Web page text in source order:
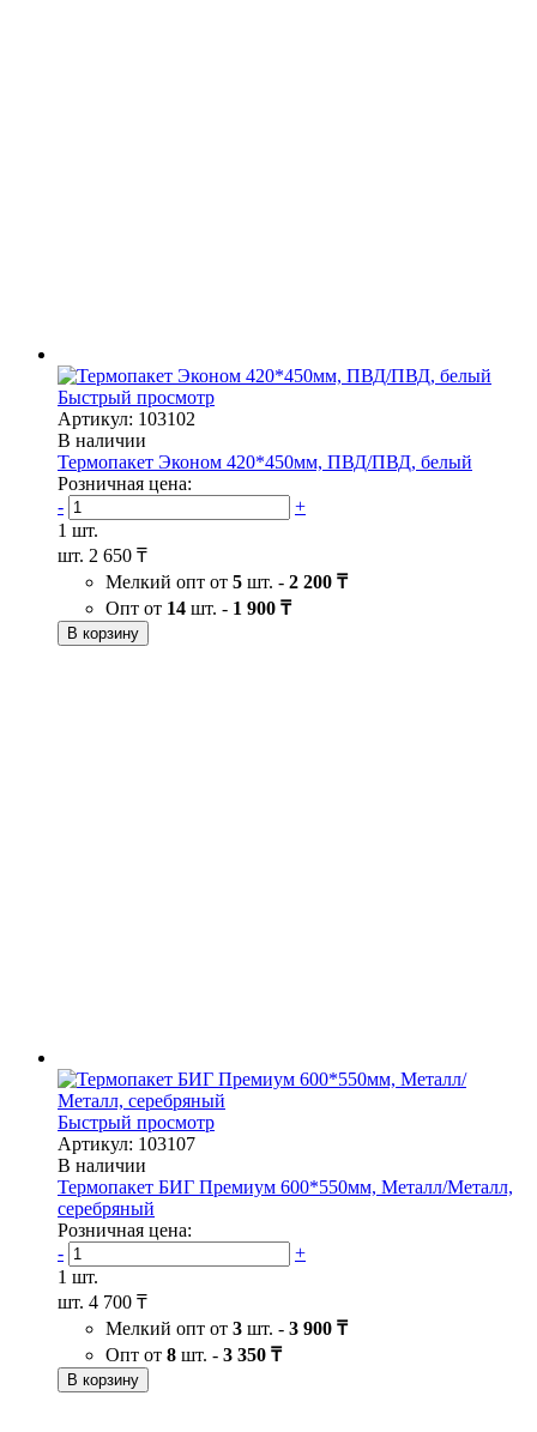
Быстрый просмотр
Артикул: 103102
В наличии
Термопакет Эконом 420*450мм, ПВД/ПВД, белый
Розничная цена:
-
+
1 шт.
шт. 2 650 ₸
Мелкий опт от 5 шт. - 2 200 ₸
Опт от 14 шт. - 1 900 ₸
В корзину
Быстрый просмотр
Артикул: 103107
В наличии
Термопакет БИГ Премиум 600*550мм, Металл/Металл,
серебряный
Розничная цена:
-
+
1 шт.
шт. 4 700 ₸
Мелкий опт от 3 шт. - 3 900 ₸
Опт от 8 шт. - 3 350 ₸
В корзину